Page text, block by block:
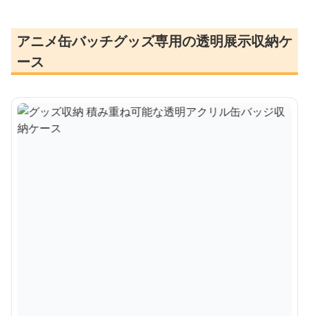
アニメ缶バッチグッズ専用の透明展示収納ケ
ース